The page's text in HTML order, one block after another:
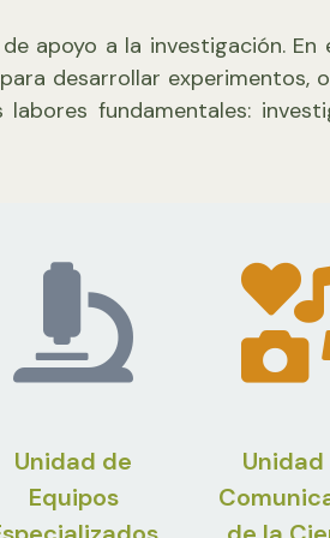
apoyo a la investigación. En
desarrollar experimentos,
fundamentales:
Unidad de
Equipos
Unidad